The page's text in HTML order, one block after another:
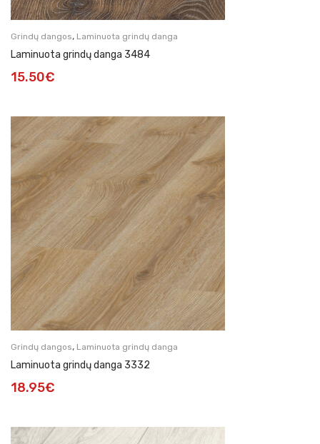
Grindų dangos, Laminuota grindų danga
Laminuota grindų danga 3484
15.50€
Grindų dangos, Laminuota grindų danga
Laminuota grindų danga 3332
18.95€